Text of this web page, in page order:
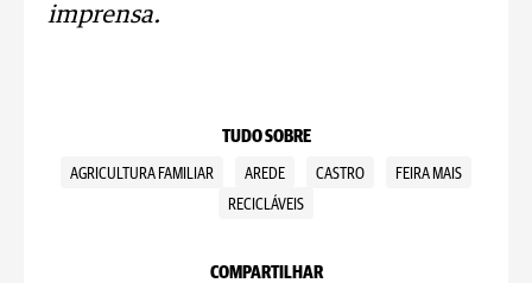
imprensa.
TUDO SOBRE
AGRICULTURA FAMILIAR AREDE CASTRO
FEIRA MAIS
RECICLÁVEIS
COMPARTILHAR